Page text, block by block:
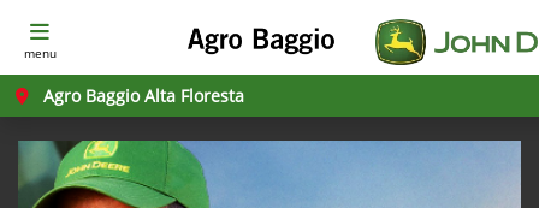
menu
Agro Baggio Alta Floresta